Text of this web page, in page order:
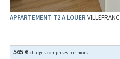
APPARTEMENT T2 A LOUER
565 € charges comprises par mois